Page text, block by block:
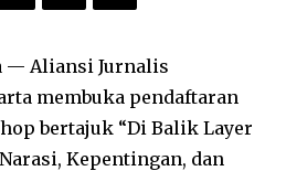
— Aliansi Jurnalis
membuka pendaftaran
bertajuk “Di Balik Layer
Kepentingan, dan